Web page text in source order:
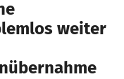
weiter